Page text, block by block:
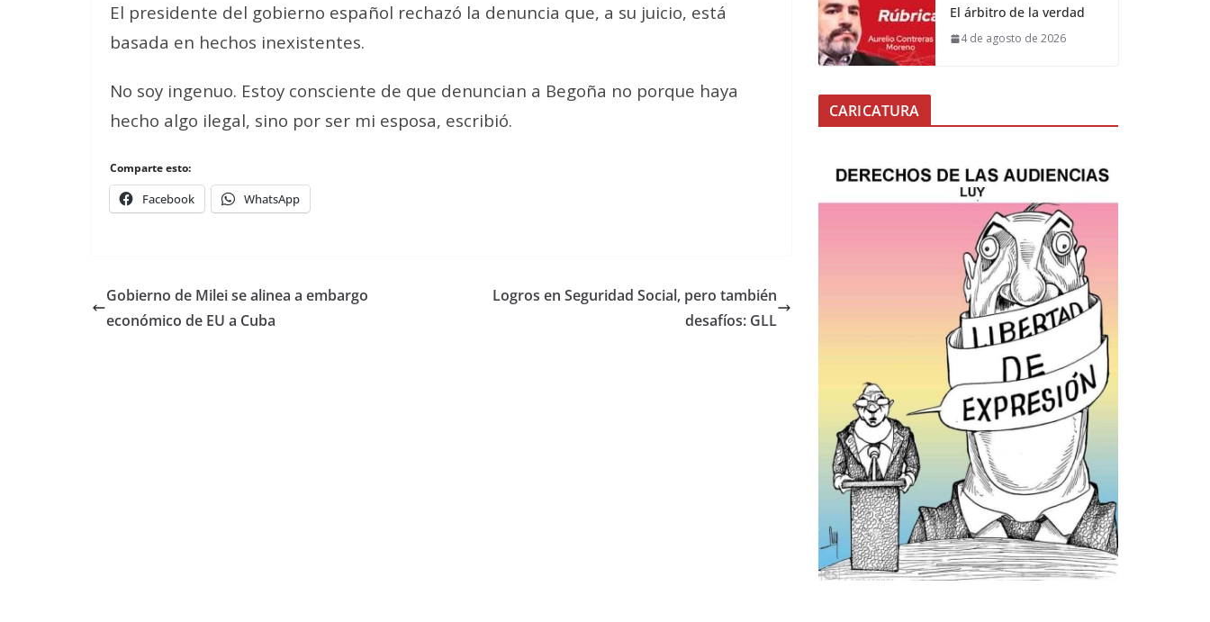
El presidente del gobierno español rechazó la denuncia que, a su juicio, está
basada en hechos inexistentes.
No soy ingenuo. Estoy consciente de que denuncian a Begoña no porque haya
hecho algo ilegal, sino por ser mi esposa, escribió.
Comparte esto:
Facebook WhatsApp
Gobierno de Milei se alinea a embargo
económico de EU a Cuba
Logros en Seguridad Social, pero también
desafíos: GLL
El árbitro de la verdad
4 de agosto de 2026
CARICATURA